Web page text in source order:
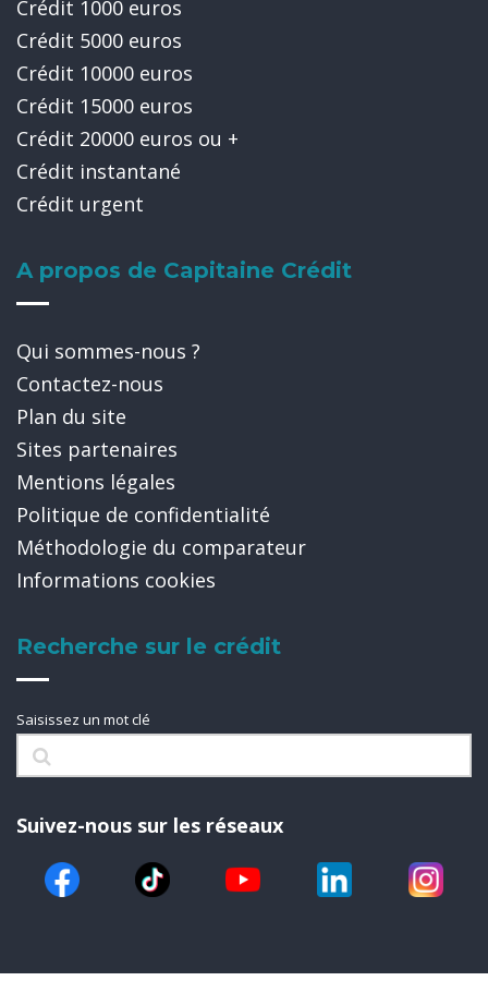
Crédit 1000 euros
Crédit 5000 euros
Crédit 10000 euros
Crédit 15000 euros
Crédit 20000 euros ou +
Crédit instantané
Crédit urgent
A propos de Capitaine Crédit
Qui sommes-nous ?
Contactez-nous
Plan du site
Sites partenaires
Mentions légales
Politique de confidentialité
Méthodologie du comparateur
Informations cookies
Recherche sur le crédit
Saisissez un mot clé
Suivez-nous sur les réseaux